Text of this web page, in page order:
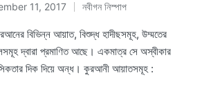
11, 2017
Posted
in
নবীগন নিস্পাপ
বিভিন্ন আয়াত, বিশুদ্ধ হাদীছসমূহ, উম্মতের
দ্বারা প্রমাণিত আছে। একমাত্র সে অস্বীকার
দিক দিয়ে অন্ধ। কুরআনী আয়াতসমূহ :